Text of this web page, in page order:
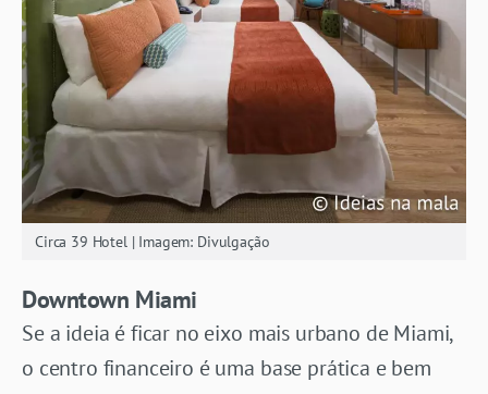
Circa 39 Hotel | Imagem: Divulgação
Downtown Miami
Se a ideia é ficar no eixo mais urbano de Miami,
o centro financeiro é uma base prática e bem